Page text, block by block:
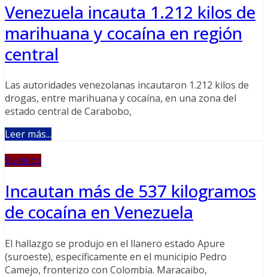
Venezuela incauta 1.212 kilos de
marihuana y cocaína en región
central
Las autoridades venezolanas incautaron 1.212 kilos de
drogas, entre marihuana y cocaína, en una zona del
estado central de Carabobo,
Leer más...
Sucesos
Incautan más de 537 kilogramos
de cocaína en Venezuela
El hallazgo se produjo en el llanero estado Apure
(suroeste), específicamente en el municipio Pedro
Camejo, fronterizo con Colombia. Maracaibo,